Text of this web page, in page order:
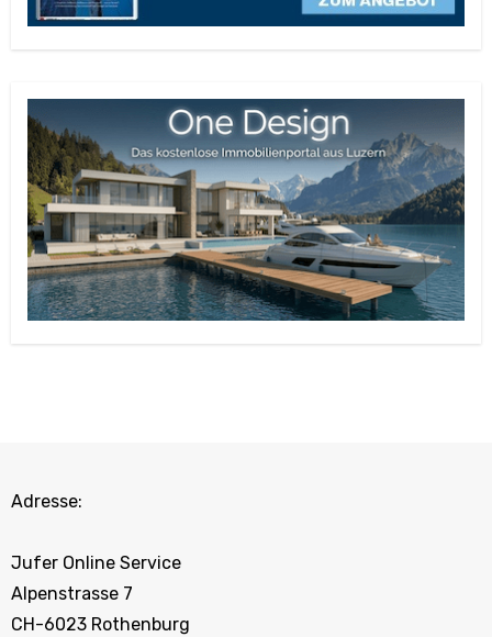
Adresse:
Jufer Online Service
Alpenstrasse 7
CH-6023 Rothenburg